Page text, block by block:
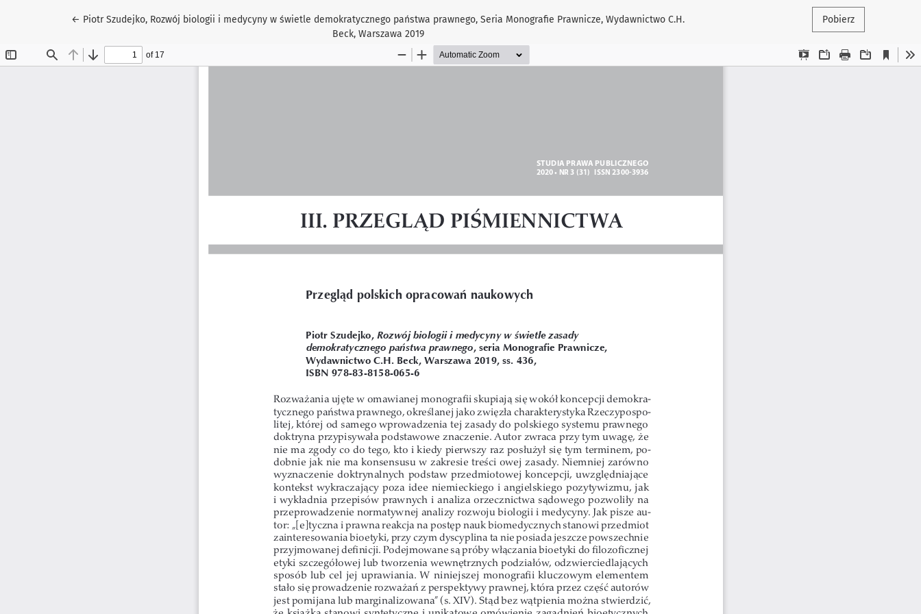
← Wróć do szczegółów artykułu
Piotr Szudejko, Rozwój biologii i medycyny w świetle demokratycznego państwa prawnego, Seria Monografie Prawnicze, Wydawnictwo C.H.
Beck, Warszawa 2019
Pobierz